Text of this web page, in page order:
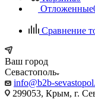
Отложенные
Сравнение
Ваш город
Севастополь
info@b2b-
299053, Крым, г.